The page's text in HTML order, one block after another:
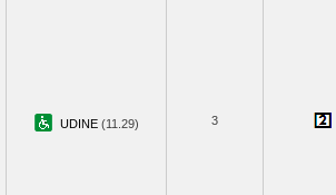
UDINE (11.29) 3